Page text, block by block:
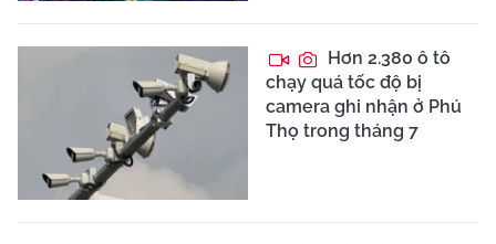
Hơn 2.380 ô tô
chạy quá tốc độ bị
camera ghi nhận ở Phú
Thọ trong tháng 7